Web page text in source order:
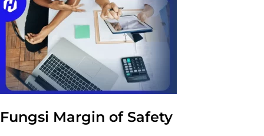
Fungsi Margin of Safety